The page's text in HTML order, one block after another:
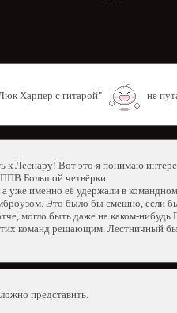
Харпер с гитарой" не
Леснару! Вот это я понимаю
Большой четвёрки.
уже именно её удержали в
Это было бы смешно, если
могло быть даже на каком-
команд решающим. Лестничный
представить.